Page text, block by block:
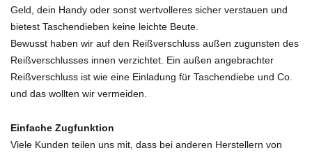
Geld, dein Handy oder sonst wertvolleres sicher verstauen und
bietest Taschendieben keine leichte Beute.
Bewusst haben wir auf den Reißverschluss außen zugunsten des
Reißverschlusses innen verzichtet. Ein außen angebrachter
Reißverschluss ist wie eine Einladung für Taschendiebe und Co.
und das wollten wir vermeiden.
Einfache Zugfunktion
Viele Kunden teilen uns mit, dass bei anderen Herstellern von